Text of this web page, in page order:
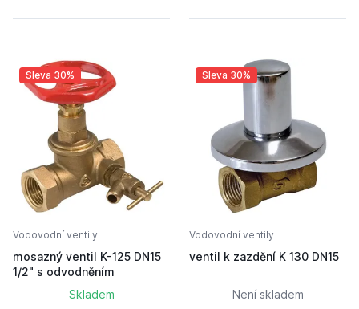
Sleva 30%
Vodovodní ventily
mosazný ventil K-125 DN15
1/2" s odvodněním
Skladem
Sleva 30%
Vodovodní ventily
ventil k zazdění K 130 DN15
Není skladem